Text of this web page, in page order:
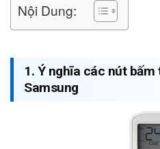
Nội Dung:
1. Ý nghĩa các nút
Samsung